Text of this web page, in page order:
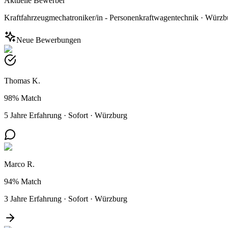
Kraftfahrzeugmechatroniker/in - Personenkraftwagentechnik ·
Neue Bewerbungen
Thomas K.
98% Match
5 Jahre Erfahrung · Sofort · Würzburg
Marco R.
94% Match
3 Jahre Erfahrung · Sofort · Würzburg